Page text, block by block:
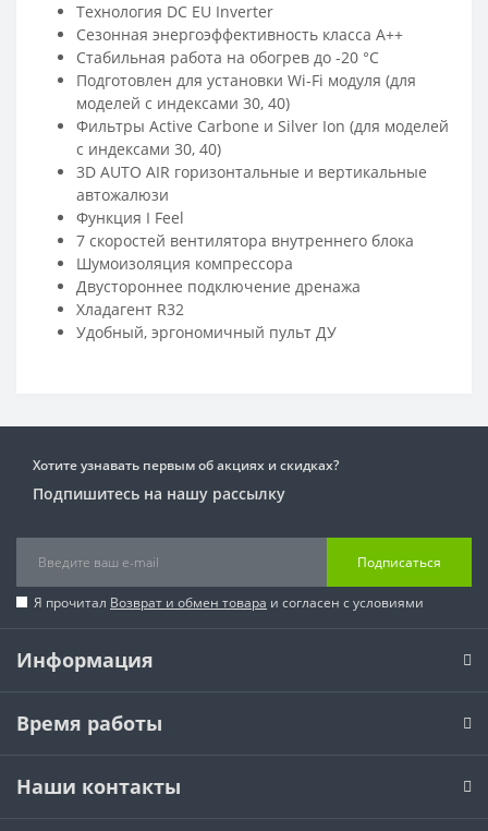
Технология DC EU Inverter
Сезонная энергоэффективность класса А++
Стабильная работа на обогрев до -20 °С
Подготовлен для установки Wi-Fi модуля (для
моделей с индексами 30, 40)
Фильтры Active Carbone и Silver Ion (для моделей
с индексами 30, 40)
3D AUTO AIR горизонтальные и вертикальные
автожалюзи
Функция I Feel
7 скоростей вентилятора внутреннего блока
Шумоизоляция компрессора
Двустороннее подключение дренажа
Хладагент R32
Удобный, эргономичный пульт ДУ
Хотите узнавать первым об акциях и скидках?
Подпишитесь на нашу рассылку
Подписаться
Я прочитал Возврат и обмен товара и согласен с условиями
Информация
Время работы
Наши контакты